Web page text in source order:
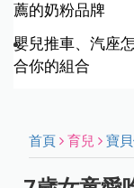
薦的奶粉品牌
嬰兒推車、汽座
合你的組合
首頁 育兒 寶